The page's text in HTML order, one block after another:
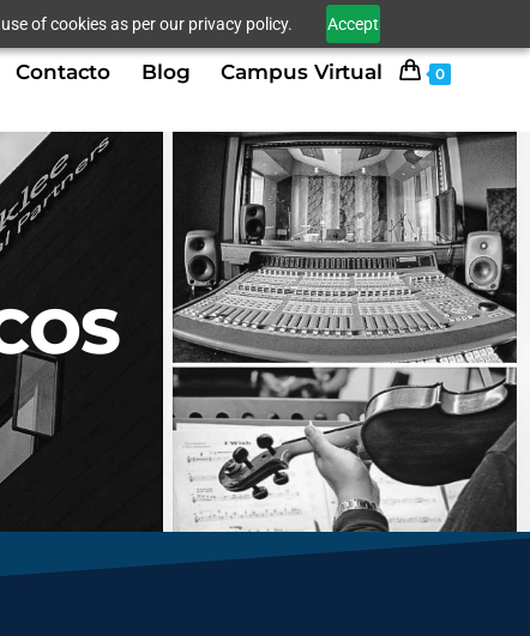
of cookies as per our privacy policy. Accept
Contacto Blog Campus Virtual 0